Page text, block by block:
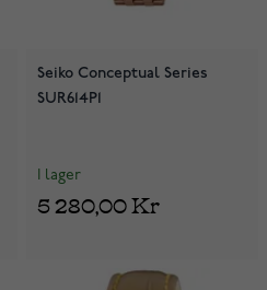
Seiko Conceptual Series
SUR614P1
I lager
5 280,00 Kr